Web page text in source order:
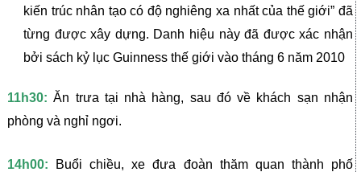
kiến trúc nhân tạo có độ nghiêng xa nhất của thế giới” đã
từng được xây dựng. Danh hiệu này đã được xác nhận
bởi sách kỷ lục Guinness thế giới vào tháng 6 năm 2010
11h30: Ăn trưa tại nhà hàng, sau đó về khách sạn nhận
phòng và nghỉ ngơi.
14h00: Buổi chiều, xe đưa đoàn thăm quan thành phố